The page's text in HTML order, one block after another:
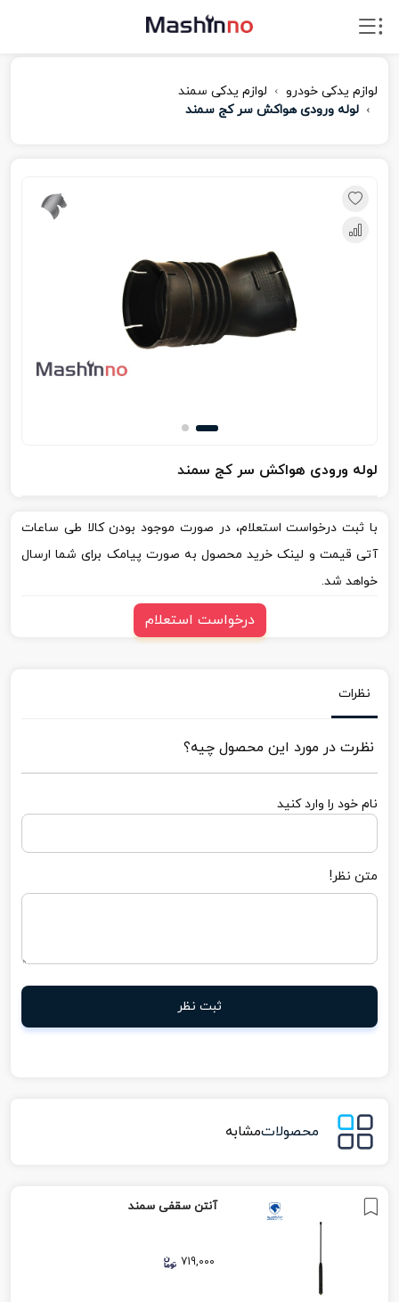
لوازم یدکی خودرو
لوازم یدکی سمند
لوله ورودی هواکش سر کج سمند
لوله ورودی هواکش سر کج سمند
با ثبت درخواست استعلام، در صورت موجود بودن کالا طی ساعات
آتی قیمت و لینک خرید محصول به صورت پیامک برای شما ارسال
خواهد شد.
درخواست استعلام
نظرات
نظرت در مورد این محصول چیه؟
نام خود را وارد کنید
متن نظر!
ثبت نظر
محصولاتمشابه
آنتن سقفی سمند
719,000